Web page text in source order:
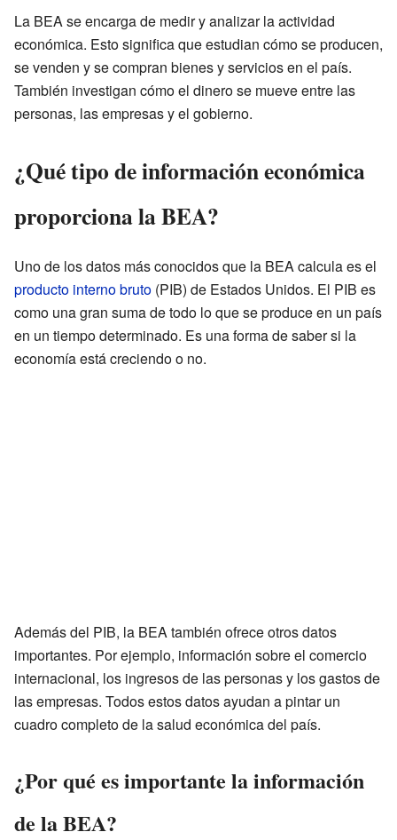
La BEA se encarga de medir y analizar la actividad
económica. Esto significa que estudian cómo se producen,
se venden y se compran bienes y servicios en el país.
También investigan cómo el dinero se mueve entre las
personas, las empresas y el gobierno.
¿Qué tipo de información económica
proporciona la BEA?
Uno de los datos más conocidos que la BEA calcula es el
producto interno bruto (PIB) de Estados Unidos. El PIB es
como una gran suma de todo lo que se produce en un país
en un tiempo determinado. Es una forma de saber si la
economía está creciendo o no.
Además del PIB, la BEA también ofrece otros datos
importantes. Por ejemplo, información sobre el comercio
internacional, los ingresos de las personas y los gastos de
las empresas. Todos estos datos ayudan a pintar un
cuadro completo de la salud económica del país.
¿Por qué es importante la información
de la BEA?